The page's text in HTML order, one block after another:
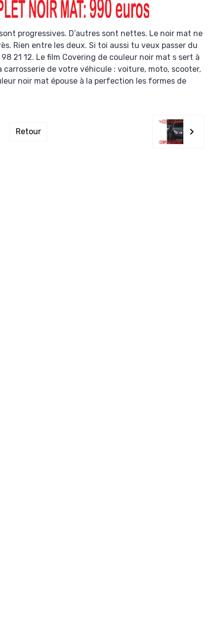
progressives. D’autres sont nettes. Le noir mat ne
Rien entre les deux. Si toi aussi tu veux passer du
21 12. Le film Covering de couleur noir mat s sert à
de votre véhicule : voiture, moto, scooter,
noir mat épouse à la perfection les formes de
Retour